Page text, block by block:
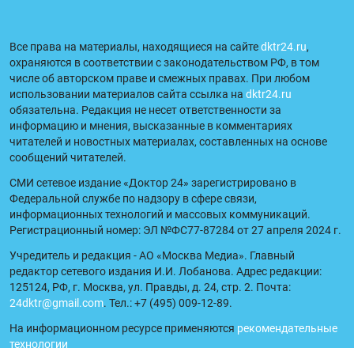
Все права на материалы, находящиеся на сайтеdktr24.ru,
охраняются в соответствии с законодательством РФ, в том
числе об авторском праве и смежных правах. При любом
использовании материалов сайта ссылка на dktr24.ru
обязательна. Редакция не несет ответственности за
информацию и мнения, высказанные в комментариях
читателей и новостных материалах, составленных на основе
сообщений читателей.
СМИ сетевое издание «Доктор 24» зарегистрировано в
Федеральной службе по надзору в сфере связи,
информационных технологий и массовых коммуникаций.
Регистрационный номер: ЭЛ №ФС77-87284 от 27 апреля 2024 г.
Учредитель и редакция - АО «Москва Медиа». Главный
редактор сетевого издания И.И. Лобанова. Адрес редакции:
125124, РФ, г. Москва, ул. Правды, д. 24, стр. 2. Почта:
24dktr@gmail.com. Тел.: +7 (495) 009-12-89.
На информационном ресурсе применяются рекомендательные
технологии